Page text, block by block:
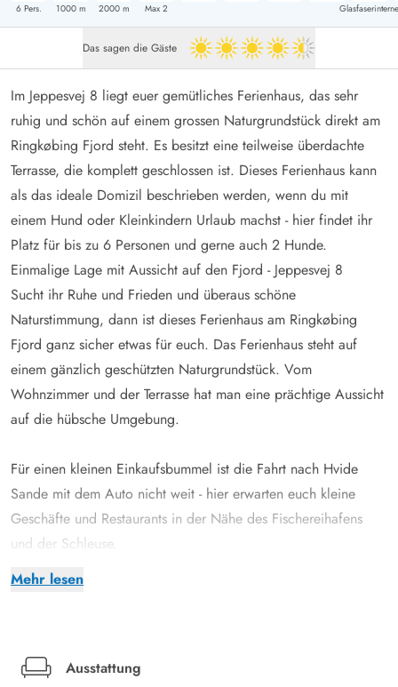
6Pers. 1000 m 2000m Max 2
Das sagen die Gäste 4.5 von 5
Mehr lesen
Im Jeppesvej 8 liegt euer gemütliches Ferienhaus, das sehr
ruhig und schön auf einem grossen Naturgrundstück direkt am
Ringkøbing Fjord steht. Es besitzt eine teilweise überdachte
Terrasse, die komplett geschlossen ist. Dieses Ferienhaus kann
als das ideale Domizil beschrieben werden, wenn du mit
einem Hund oder Kleinkindern Urlaub machst - hier findet ihr
Platz für bis zu 6 Personen und gerne auch 2 Hunde.
Einmalige Lage mit Aussicht auf den Fjord - Jeppesvej 8
Sucht ihr Ruhe und Frieden und überaus schöne
Naturstimmung, dann ist dieses Ferienhaus am Ringkøbing
Fjord ganz sicher etwas für euch. Das Ferienhaus steht auf
einem gänzlich geschützten Naturgrundstück. Vom
Wohnzimmer und der Terrasse hat man eine prächtige Aussicht
auf die hübsche Umgebung.
Für einen kleinen Einkaufsbummel ist die Fahrt nach Hvide
Sande mit dem Auto nicht weit - hier erwarten euch kleine
Geschäfte und Restaurants in der Nähe des Fischereihafens
und der Schleuse.
Gemütliches Ferienhaus mit Kaminofen und Sauna
mit Federkernmatratzen ausgestattet.
Ausstattung